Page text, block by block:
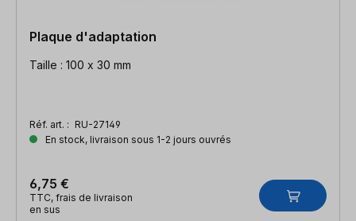
Plaque d'adaptation
Taille : 100 x 30 mm
Réf. art. : RU-27149
En stock, livraison sous 1-2 jours ouvrés
6,75 €
TTC, frais de livraison
en sus